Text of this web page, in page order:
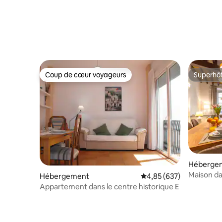
Coup de cœur voyageurs
Coup de cœur voyageurs
Hébergement Évaluation moyenne
4,85 (637)
Appartement dans le centre historique E
Maison